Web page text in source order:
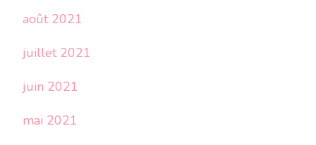
août 2021
juillet 2021
juin 2021
mai 2021